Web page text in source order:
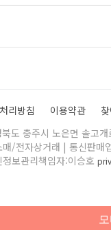
리방침 이용약관
도 충주시 노은면 솔고
/전자상거래 | 통신판매
보관리책임자:이승호